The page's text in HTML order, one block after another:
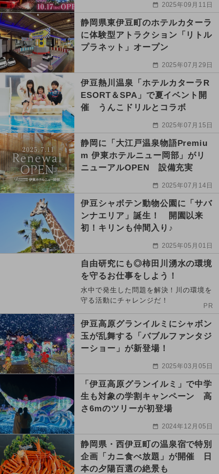
2025年09月11日
静岡県東伊豆町のホテルカターラ
に体験型アトラクション「リトル
プラネット」オープン
2025年07月29日
伊豆熱川温泉「ホテルカターラR
ESORT＆SPA」で夏イベント開
催 うんこドリルとコラボ
2025年07月15日
静岡に「大江戸温泉物語Premiu
m 伊東ホテルニュー岡部」がリ
ニューアルOPEN 設備充実
2025年07月14日
伊豆シャボテン動物公園に「サバ
ンナエリア」誕生！ 開園以来
初！キリンも仲間入り♪
2025年05月01日
自由研究にも◎柿田川湧水の環境
を守るお仕事をしよう！
水中で発生した問題を解決！川の環境を
守る活動にチャレンジだ！
PR
伊豆高原グランイルミにシャボン
玉が乱舞する「バブルファンタジ
ーショー」が新登場！
2025年03月05日
「伊豆高原グランイルミ」で中学
生も対象の学割キャンペーン 高
さ6mのツリーが初登場
2024年12月05日
静岡県・西伊豆町の温泉宿で特別
企画「カニ食べ放題」が開催 日
本の夕陽百選の絶景も